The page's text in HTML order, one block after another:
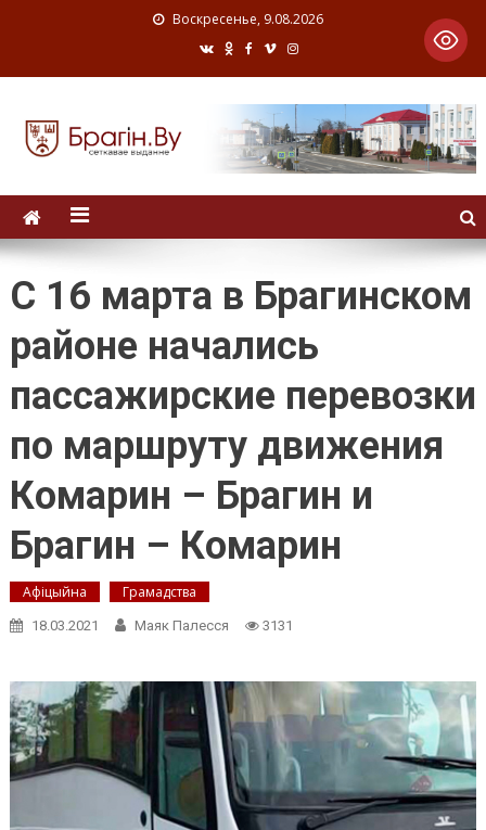
Воскресенье, 9.08.2026
С 16 марта в Брагинском
районе начались
пассажирские перевозки
по маршруту движения
Комарин – Брагин и
Брагин – Комарин
Афіцыйна Грамадства
18.03.2021 Маяк Палесся 3131